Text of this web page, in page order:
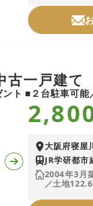
一戸建て
大阪府寝屋
JR学研都
2004年3月
／土地